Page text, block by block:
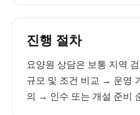
진행 절차
요양원 상담은 보통 지역
규모 및 조건 비교 → 운영
의 → 인수 또는 개설 준비